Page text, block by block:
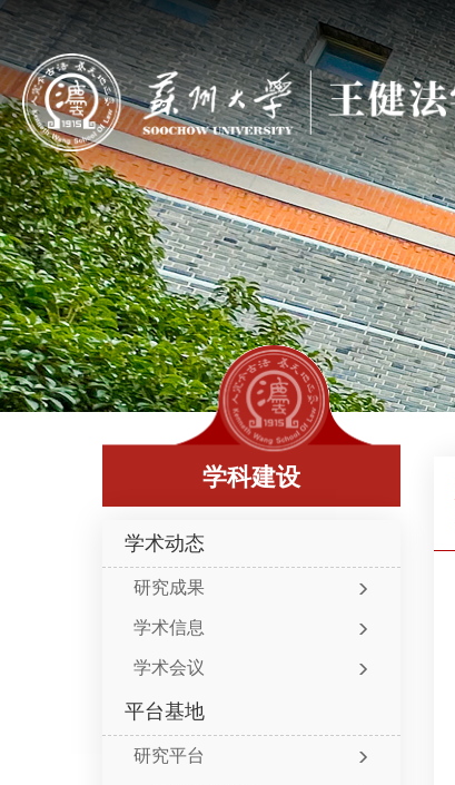
学科建设
学术动态
研究成果
学术信息
学术会议
平台基地
研究平台